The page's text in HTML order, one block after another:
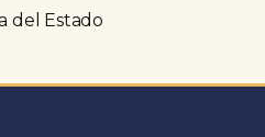
del Estado